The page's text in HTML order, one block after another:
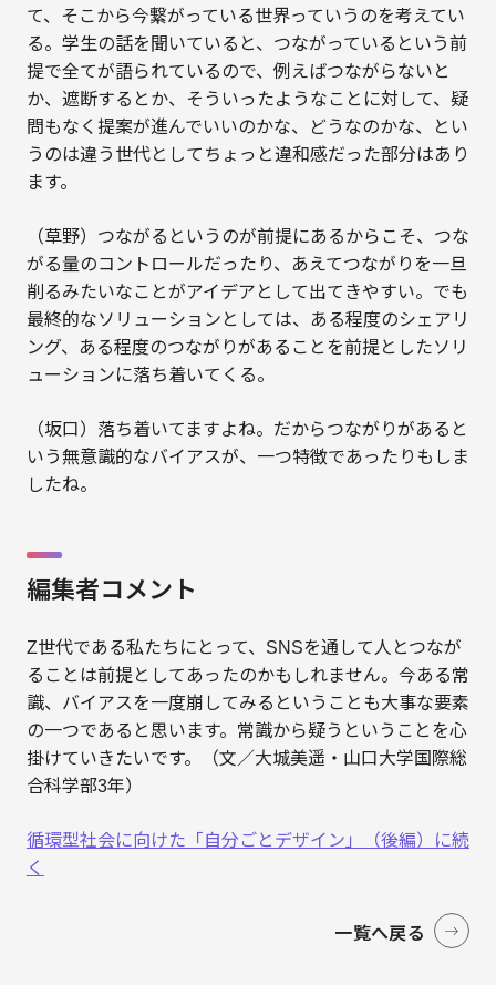
て、そこから今繋がっている世界っていうのを考えてい
る。学生の話を聞いていると、つながっているという前
提で全てが語られているので、例えばつながらないと
か、遮断するとか、そういったようなことに対して、疑
問もなく提案が進んでいいのかな、どうなのかな、とい
うのは違う世代としてちょっと違和感だった部分はあり
ます。
（草野）つながるというのが前提にあるからこそ、つな
がる量のコントロールだったり、あえてつながりを一旦
削るみたいなことがアイデアとして出てきやすい。でも
最終的なソリューションとしては、ある程度のシェアリ
ング、ある程度のつながりがあることを前提としたソリ
ューションに落ち着いてくる。
（坂口）落ち着いてますよね。だからつながりがあると
いう無意識的なバイアスが、一つ特徴であったりもしま
したね。
編集者コメント
Z世代である私たちにとって、SNSを通して人とつなが
ることは前提としてあったのかもしれません。今ある常
識、バイアスを一度崩してみるということも大事な要素
の一つであると思います。常識から疑うということを心
掛けていきたいです。（文／大城美遥・山口大学国際総
合科学部3年）
循環型社会に向けた「自分ごとデザイン」（後編）に続
く
一覧へ戻る